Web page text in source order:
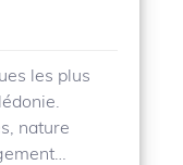
les plus
nature